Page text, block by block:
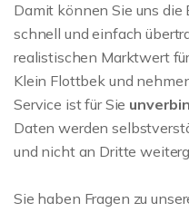
Damit können Sie uns die
schnell und einfach
realistischen Marktwert
Klein Flottbek und
Service ist für Sie
Daten werden
und nicht an Dritte
Sie haben Fragen zu